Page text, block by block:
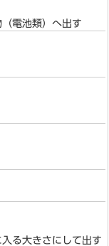
電池類）へ出す
る大きさにして出す